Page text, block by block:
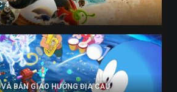
4
BẢN GIAO HƯỞNG ĐỊA CẦU